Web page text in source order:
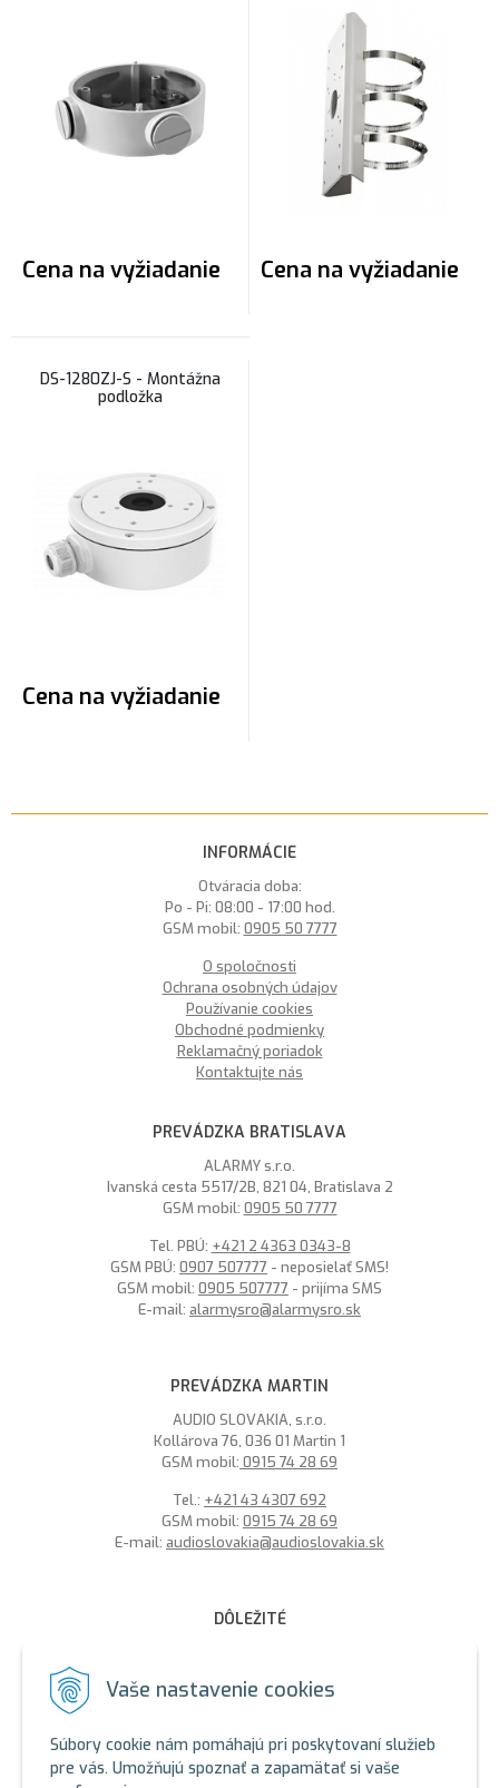
Vaše nastavenie cookies
Súbory cookie nám pomáhajú pri poskytovaní služieb
pre vás. Umožňujú spoznať a zapamätať si vaše
Cena na vyžiadanie Cena na vyžiadanie
DS-1280ZJ-S - Montážna
podložka
Cena na vyžiadanie
INFORMÁCIE
Otváracia doba:
Po - Pi: 08:00 - 17:00 hod.
GSM mobil: 0905 50 7777
O spoločnosti
Ochrana osobných údajov
Používanie cookies
Obchodné podmienky
Reklamačný poriadok
Kontaktujte nás
PREVÁDZKA BRATISLAVA
ALARMY s.r.o.
Ivanská cesta 5517/2B, 821 04, Bratislava 2
GSM mobil: 0905 50 7777
Tel. PBÚ: +421 2 4363 0343-8
GSM PBÚ: 0907 507777 - neposielať SMS!
GSM mobil: 0905 507777 - prijíma SMS
E-mail: alarmysro@alarmysro.sk
PREVÁDZKA MARTIN
AUDIO SLOVAKIA, s.r.o.
Kollárova 76, 036 01 Martin 1
GSM mobil: 0915 74 28 69
Tel.: +421 43 4307 692
GSM mobil: 0915 74 28 69
E-mail: audioslovakia@audioslovakia.sk
DÔLEŽITÉ
Sme členmi spoločenstva SEWA, zabezpečujeme likvidáciu
sú zahrnuté v cene produktov.